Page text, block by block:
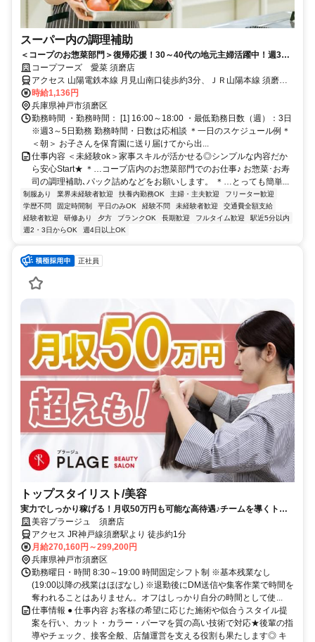
スーパー内の調理補助
＜コープのお惣菜部門＞復帰応援！30～40代の地元主婦活躍中！週3日
～短時間OKで子育て両立♪特売品情報もイチ早くGET☆
コープフーズ 愛菜 須磨店
アクセス 山陽電鉄本線 月見山南口徒歩約3分、ＪＲ山陽本線 須磨海
浜公園北口徒歩約7分、山陽電鉄本線 須磨寺徒歩約9分
時給1,136円
兵庫県神戸市須磨区
勤務時間 ・勤務時間： [1] 16:00～18:00 ・最低勤務日数（週）：3日
※週3～5日勤務 勤務時間・日数は応相談 ＊一日のスケジュール例＊
＜朝＞ お子さんを保育園に送り届けてから出...
仕事内容 ＜未経験ok＞家事スキルが活かせる◎シンプルな内容だか
ら安心Start★ ＊…コープ店内のお惣菜部門でのお仕事♪ お惣菜･お寿
司の調理補助､パック詰めなどをお願いします。 ＊…とっても簡単...
制服あり 業界未経験者歓迎 扶養内勤務OK 主婦・主夫歓迎
フリーター歓迎
学歴不問
固定時間制 平日のみOK 経験不問 未経験者歓迎
交通費全額支給
経験者歓迎
研修あり 夕方 ブランクOK 長期歓迎 フルタイム歓迎
駅近5分以内
週2・3日からOK
週4日以上OK
正社員
トップスタイリスト/美容
実力でしっかり稼げる！月収50万円も可能な高待遇♪チームを導くトッ
プスタイリスト！
美容プラージュ 須磨店
アクセス JR神戸線須磨駅より 徒歩約1分
月給270,160円～299,200円
兵庫県神戸市須磨区
勤務曜日・時間 8:30～19:00 時間固定シフト制 ※基本残業なし
(19:00以降の残業はほぼなし) ※退勤後にDM送信や集客作業で時間を
奪われることはありません。オフはしっかり自分の時間として使...
仕事情報 ● 仕事内容 お客様の希望に応じた施術や似合うスタイル提
案を行い、カット・カラー・パーマを質の高い技術で対応★後輩の指
導やチェック、接客全般、店舗運営を支える役割も果たします◎ キ